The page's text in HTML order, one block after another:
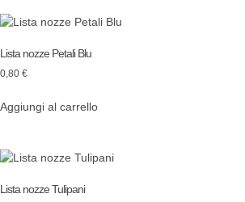
Lista nozze Petali Blu
0,80 €
Aggiungi al carrello
Lista nozze Tulipani